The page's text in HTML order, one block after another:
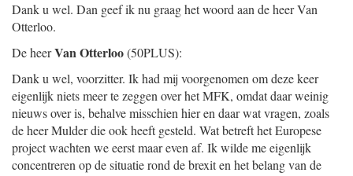
Dank u wel. Dan geef ik nu graag het woord aan de heer Van
Otterloo.
De heerVan Otterloo(50PLUS):
Dank u wel, voorzitter. Ik had mij voorgenomen om deze keer
eigenlijk niets meer te zeggen over het MFK, omdat daar weinig
nieuws over is, behalve misschien hier en daar wat vragen, zoals
de heer Mulder die ook heeft gesteld. Wat betreft het Europese
project wachten we eerst maar even af. Ik wilde me eigenlijk
concentreren op de situatie rond de brexit en het belang van de